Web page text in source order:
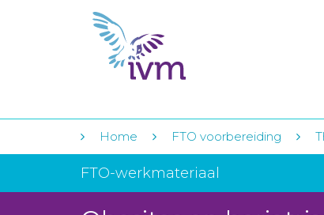
Home FTO voorbereiding
FTO-werkmateriaal